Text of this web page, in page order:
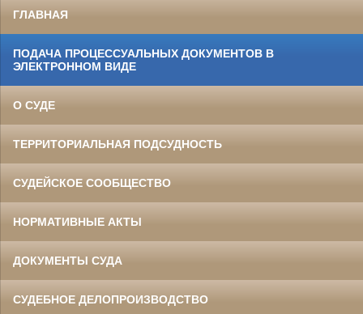
ГЛАВНАЯ
ПОДАЧА ПРОЦЕССУАЛЬНЫХ ДОКУМЕНТОВ В
ЭЛЕКТРОННОМ ВИДЕ
О СУДЕ
ТЕРРИТОРИАЛЬНАЯ ПОДСУДНОСТЬ
СУДЕЙСКОЕ СООБЩЕСТВО
НОРМАТИВНЫЕ АКТЫ
ДОКУМЕНТЫ СУДА
СУДЕБНОЕ ДЕЛОПРОИЗВОДСТВО